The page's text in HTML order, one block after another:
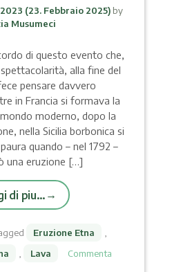
(23. Febbraio 2025) by
Musumeci
di questo evento che,
alla fine del
pensare davvero
in Francia si formava la
moderno, dopo la
nella Sicilia borbonica si
quando – nel 1792 –
una eruzione […]
di piu…
Eruzione Etna
Lava Commenta